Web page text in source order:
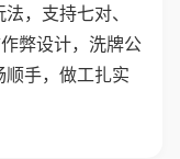
，支持七对、
弊设计，洗牌公
手，做工扎实